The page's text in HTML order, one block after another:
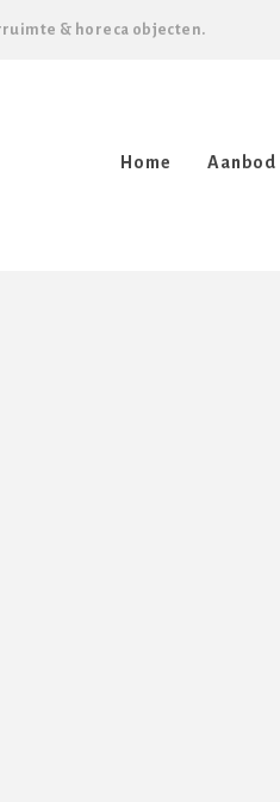
& horeca objecten.
Home Aanbod